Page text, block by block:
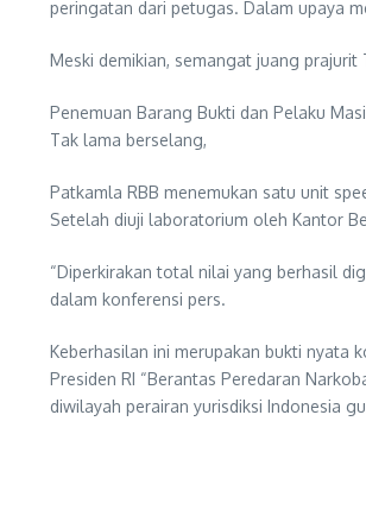
peringatan dari petugas. Dalam upaya
Meski demikian, semangat juang
Penemuan Barang Bukti dan Pelaku
Tak lama berselang,
Patkamla RBB menemukan satu unit
Setelah diuji laboratorium oleh Kantor
“Diperkirakan total nilai yang berhasil
dalam konferensi pers.
Keberhasilan ini merupakan bukti nyata
Presiden RI “Berantas Peredaran
diwilayah perairan yurisdiksi Indonesia